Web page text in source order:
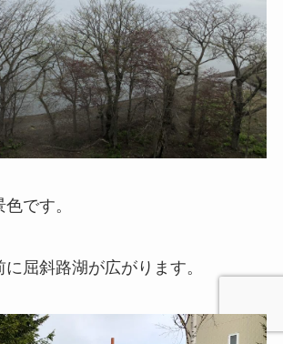
です。
屈斜路湖が広がります。